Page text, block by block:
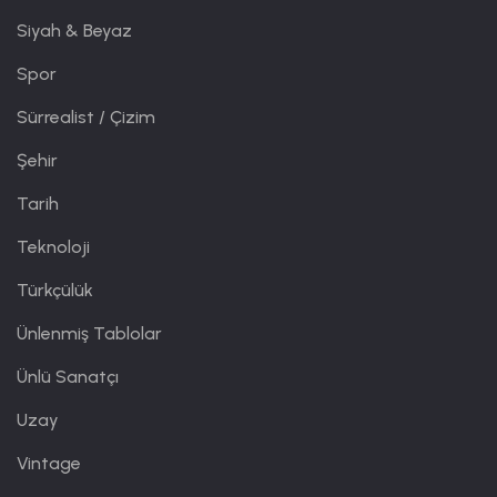
Siyah & Beyaz
Spor
Sürrealist / Çizim
Şehir
Tarih
Teknoloji
Türkçülük
Ünlenmiş Tablolar
Ünlü Sanatçı
Uzay
Vintage